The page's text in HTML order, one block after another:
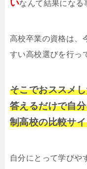
いなんて結果になる
高校卒業の資格は、
すい高校選びを行っ
そこでおススメ
答えるだけで自
制高校の比較サ
自分にとって学びや